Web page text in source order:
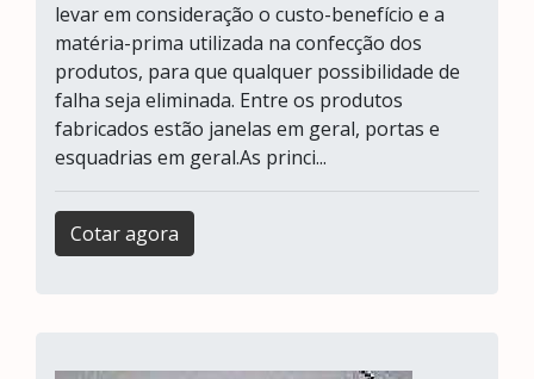
levar em consideração o custo-benefício e a
matéria-prima utilizada na confecção dos
produtos, para que qualquer possibilidade de
falha seja eliminada. Entre os produtos
fabricados estão janelas em geral, portas e
esquadrias em geral.As princi...
Cotar agora